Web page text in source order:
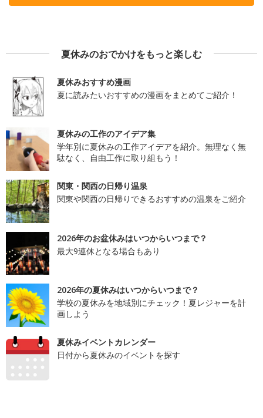
夏休みのおでかけをもっと楽しむ
夏休みおすすめ漫画
夏に読みたいおすすめの漫画をまとめてご紹介！
夏休みの工作のアイデア集
学年別に夏休みの工作アイデアを紹介。無理なく無
駄なく、自由工作に取り組もう！
関東・関西の日帰り温泉
関東や関西の日帰りできるおすすめの温泉をご紹介
2026年のお盆休みはいつからいつまで？
最大9連休となる場合もあり
2026年の夏休みはいつからいつまで？
学校の夏休みを地域別にチェック！夏レジャーを計
画しよう
夏休みイベントカレンダー
日付から夏休みのイベントを探す